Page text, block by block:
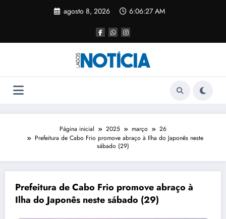
agosto 8, 2026 6:06:27 AM
Página inicial 2025 março
26
Prefeitura de Cabo Frio promove abraço à Ilha do Japonês neste
sábado (29)
Prefeitura de Cabo Frio promove abraço à
Ilha do Japonês neste sábado (29)